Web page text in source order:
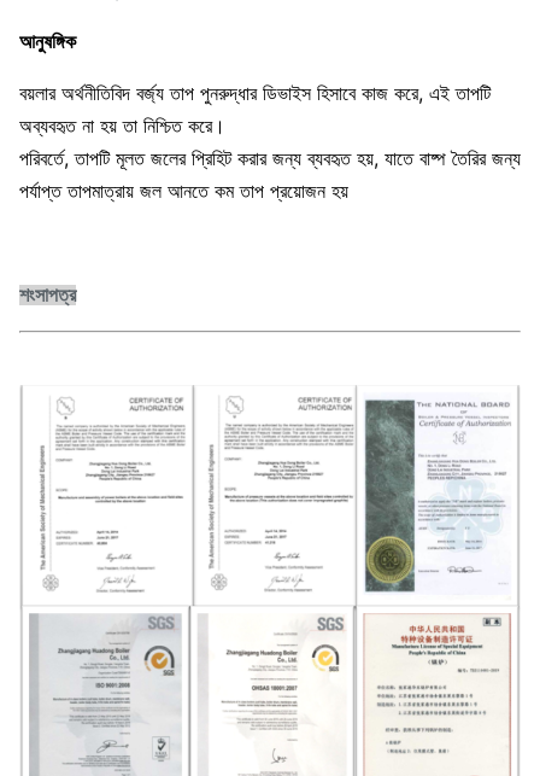
আনুষঙ্গিক
বয়লার অর্থনীতিবিদ বর্জ্য তাপ পুনরুদ্ধার ডিভাইস হিসাবে কাজ করে, এই তাপটি
অব্যবহৃত না হয় তা নিশ্চিত করে।
পরিবর্তে, তাপটি মূলত জলের প্রিহিট করার জন্য ব্যবহৃত হয়, যাতে বাষ্প তৈরির জন্য
পর্যাপ্ত তাপমাত্রায় জল আনতে কম তাপ প্রয়োজন হয়
শংসাপত্র